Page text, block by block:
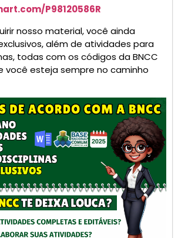
.com/P98120586R
nosso material, você ainda
além de atividades para
todas com os códigos da BNCC
você esteja sempre no caminho